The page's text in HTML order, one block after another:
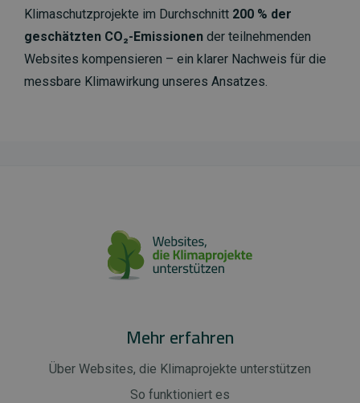
Klimaschutzprojekte im Durchschnitt 200 % der
geschätzten CO₂-Emissionen der teilnehmenden
Websites kompensieren – ein klarer Nachweis für die
messbare Klimawirkung unseres Ansatzes.
Mehr erfahren
Über Websites, die Klimaprojekte unterstützen
So funktioniert es